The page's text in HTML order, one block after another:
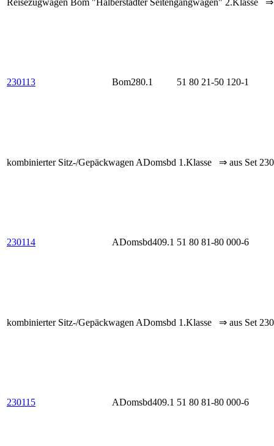
230113 Bom280.1 51 80 21-50 120-1
kombinierter Sitz-/Gepäckwagen ADomsbd 1.Klasse ⇒ aus Set
230114 ADomsbd409.1 51 80 81-80 000-6
kombinierter Sitz-/Gepäckwagen ADomsbd 1.Klasse ⇒ aus Set
230115 ADomsbd409.1 51 80 81-80 000-6